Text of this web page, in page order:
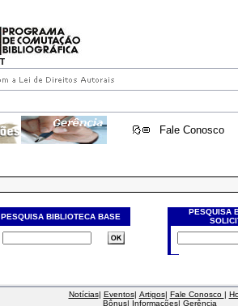
Fale Conosco
PESQUISA BIBLIOTECA BASE
PESQUISA
Notícias| Eventos| Artigos| Fale Conosco |
Bônus| Informações| Gerência